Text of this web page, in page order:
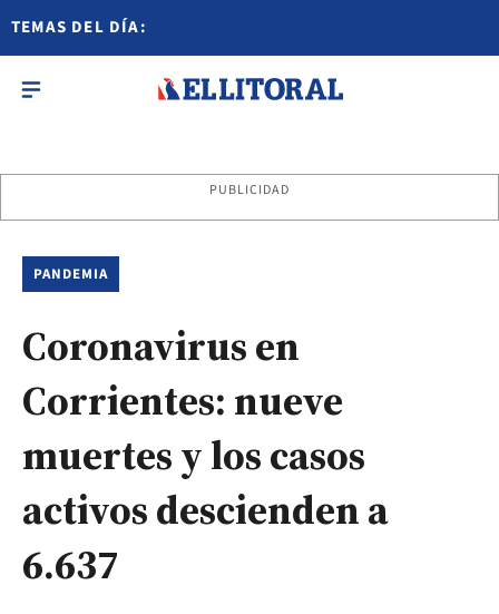
TEMAS DEL DÍA:
PUBLICIDAD
PANDEMIA
Coronavirus en
Corrientes: nueve
muertes y los casos
activos descienden a
6.637